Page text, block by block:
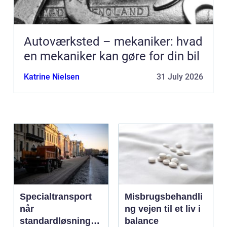
Autoværksted – mekaniker: hvad
en mekaniker kan gøre for din bil
Katrine Nielsen 31 July 2026
Specialtransport
når
standardløsninger
Misbrugsbehandli
ng vejen til et liv i
balance